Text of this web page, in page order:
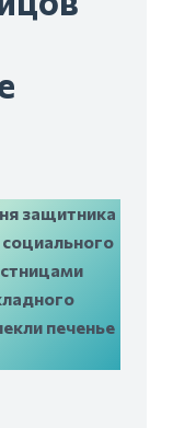
защитника
печенье